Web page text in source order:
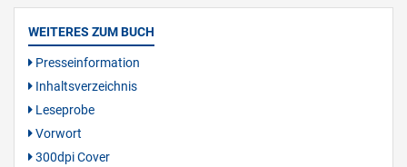
WEITERES ZUM BUCH
Presseinformation
Inhaltsverzeichnis
Leseprobe
Vorwort
300dpi Cover